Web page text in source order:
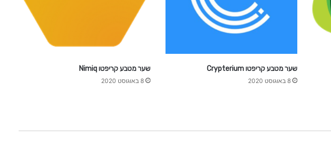
o
l
שער מטבע קריפטו Crypterium
8 באוגוסט 2020
שער מטבע קריפטו Nimiq
8 באוגוסט 2020